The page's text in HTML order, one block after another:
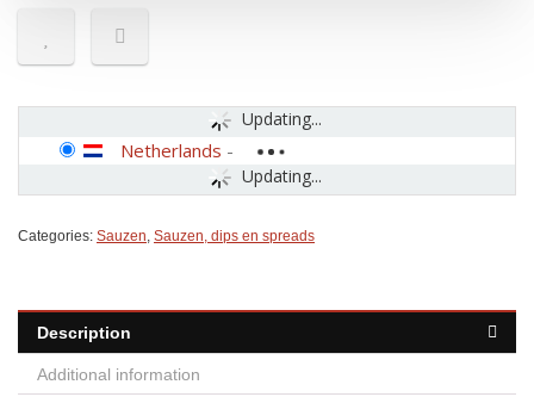
Updating...
Updating...
Netherlands -
Categories: Sauzen, Sauzen, dips en spreads
Description
Additional information